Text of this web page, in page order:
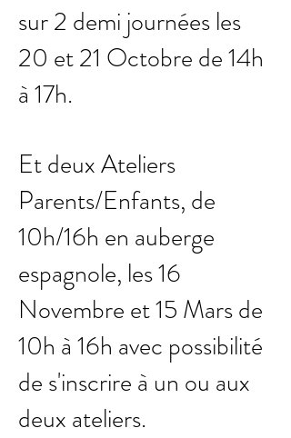
sur 2 demi journées les
20 et 21 Octobre de 14h
à 17h.
Et deux Ateliers
Parents/Enfants, de
10h/16h en auberge
espagnole, les 16
Novembre et 15 Mars de
10h à 16h avec possibilité
de s'inscrire à un ou aux
deux ateliers.